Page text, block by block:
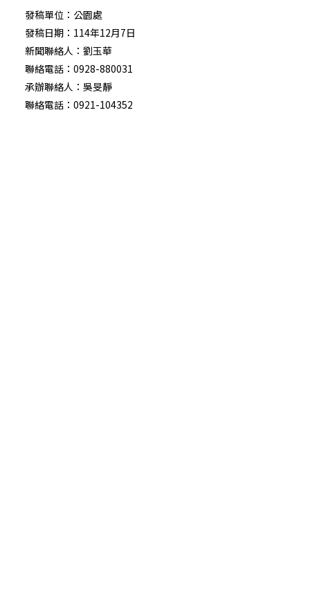
發稿單位：公園處
發稿日期：114年12月7日
新聞聯絡人：劉玉華
聯絡電話：0928-880031
承辦聯絡人：吳旻靜
聯絡電話：0921-104352